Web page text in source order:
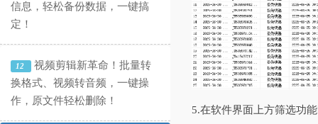
信息，轻松备份数据，一键搞
定！
12
视频剪辑新革命！批量转
换格式、视频转音频，一键操
作，原文件轻松删除！
5.在软件界面上方筛选功